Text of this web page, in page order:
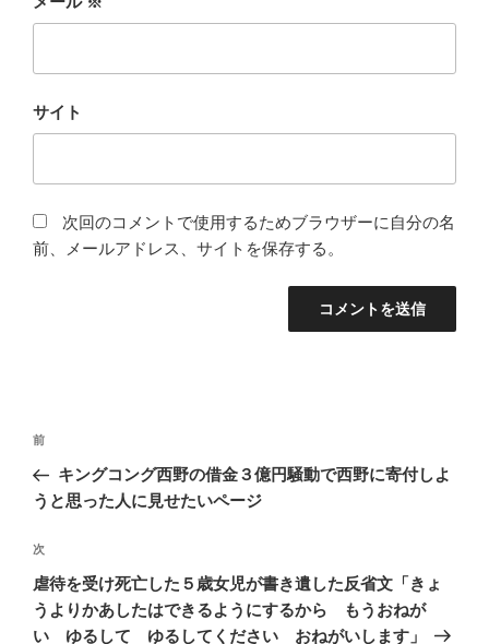
サイト
次回のコメントで使用するためブラウザーに自分の名
前、メールアドレス、サイトを保存する。
投
ナ
ゲ
ー
シ
前
の
投
前
キングコング西野の借金３億円騒動で西野に寄付しよ
うと思った人に見せたいページ
次
の
投
稿
次
虐待を受け死亡した５歳女児が書き遺した反省文「きょ
うよりかあしたはできるようにするから もうおねが
い ゆるして ゆるしてください おねがいします」